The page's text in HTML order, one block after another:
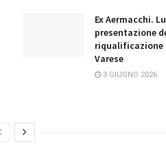
Ex Aermacchi.
presentazione
riqualificazione
Varese
3 GIUGNO 2026